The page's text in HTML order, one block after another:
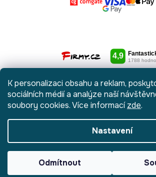
K personalizaci obsahu a reklam,
sociálních médií a analýze naší
soubory cookies. Více informacízde.
Nastavení
OdmítnoutVytvořil Shoptet
Anque Media